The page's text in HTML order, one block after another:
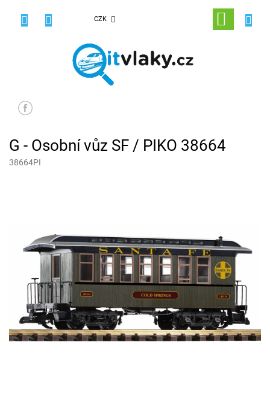
CZK
NÁKUPNÍ
KOŠÍK
G - Osobní vůz SF / PIKO 38664
38664PI